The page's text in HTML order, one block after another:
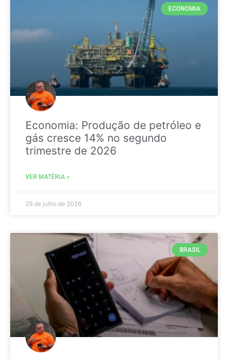
ECONOMIA
Economia: Produção de petróleo e
gás cresce 14% no segundo
trimestre de 2026
VER MATÉRIA »
29 de julho de 2026
BRASIL